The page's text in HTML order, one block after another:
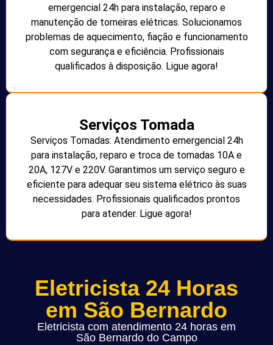
emergencial 24h para instalação, reparo e
manutenção de torneiras elétricas. Solucionamos
problemas de aquecimento, fiação e funcionamento
com segurança e eficiência. Profissionais
qualificados à disposição. Ligue agora!
Serviços Tomada
Serviços Tomadas: Atendimento emergencial 24h
para instalação, reparo e troca de tomadas 10A e
20A, 127V e 220V. Garantimos um serviço seguro e
eficiente para adequar seu sistema elétrico às suas
necessidades. Profissionais qualificados prontos
para atender. Ligue agora!
Eletricista 24 Horas
em São Bernardo
Eletricista com atendimento 24 horas em
São Bernardo do Campo